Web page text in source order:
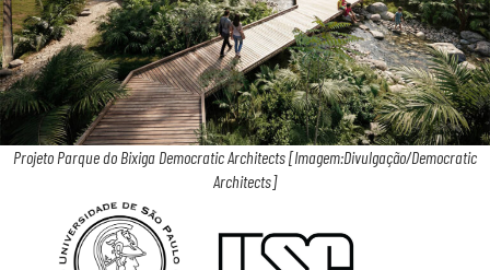
Projeto Parque do Bixiga Democratic Architects [Imagem:Divulgação/Democratic
Architects]